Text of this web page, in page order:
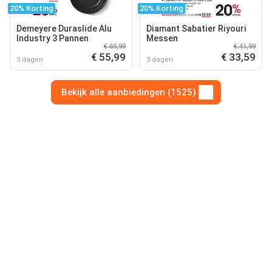
20% Korting
Demeyere Duraslide Alu
Industry 3 Pannen
3 dagen
€ 69,99
€ 55,99
20% Korting
Diamant Sabatier Riyouri
Messen
3 dagen
€ 41,99
€ 33,59
Bekijk alle aanbiedingen (1525)